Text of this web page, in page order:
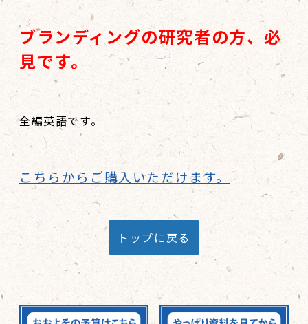
ブランディングの研究者の方、必
見です。
全編英語です。
こちらからご購入いただけます。
トップに戻る